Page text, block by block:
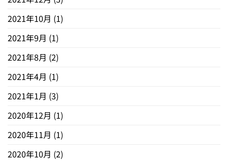
2021年10月 (1)
2021年9月 (1)
2021年8月 (2)
2021年4月 (1)
2021年1月 (3)
2020年12月 (1)
2020年11月 (1)
2020年10月 (2)